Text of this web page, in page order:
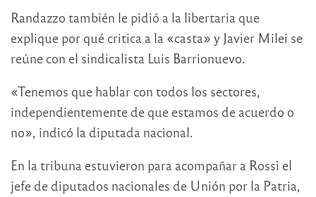
Randazzo también le pidió a la libertaria que
explique por qué critica a la «casta» y Javier Milei se
reúne con el sindicalista Luis Barrionuevo.
«Tenemos que hablar con todos los sectores,
independientemente de que estamos de acuerdo o
no», indicó la diputada nacional.
En la tribuna estuvieron para acompañar a Rossi el
jefe de diputados nacionales de Unión por la Patria,